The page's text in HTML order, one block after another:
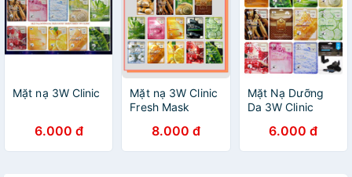
Mặt nạ 3W Clinic
6.000 đ
Mặt nạ 3W Clinic
Fresh Mask
Clinic Chính Hãng
8.000 đ
Mặt Nạ Dưỡng
Da 3W Clinic
Quốc ( Random)
6.000 đ